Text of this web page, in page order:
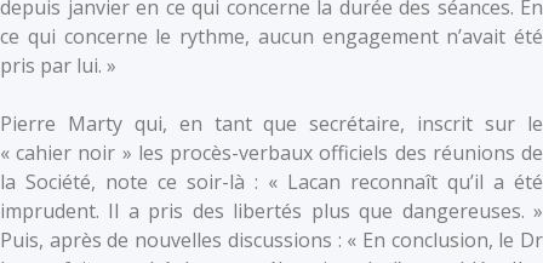
depuis janvier en ce qui concerne la durée des séances. En
ce qui concerne le rythme, aucun engagement n’avait été
pris par lui. »
Pierre Marty qui, en tant que secrétaire, inscrit sur le
« cahier noir » les procès-verbaux officiels des réunions de
la Société, note ce soir-là : « Lacan reconnaît qu’il a été
imprudent. Il a pris des libertés plus que dangereuses. »
Puis, après de nouvelles discussions : « En conclusion, le Dr